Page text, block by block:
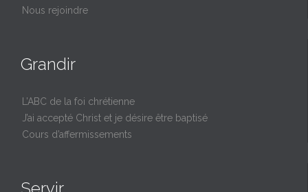
Nous rejoindre
Grandir
L’ABC de la foi chrétienne
J’ai accepté Christ et je désire être baptisé
Cours d’affermissements